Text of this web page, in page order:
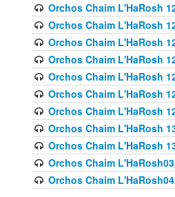
Orchos Chaim L'HaRosh
Orchos Chaim L'HaRosh
Orchos Chaim L'HaRosh
Orchos Chaim L'HaRosh
Orchos Chaim L'HaRosh
Orchos Chaim L'HaRosh
Orchos Chaim L'HaRosh
Orchos Chaim L'HaRosh
Orchos Chaim L'HaRosh
Orchos Chaim
Orchos Chaim